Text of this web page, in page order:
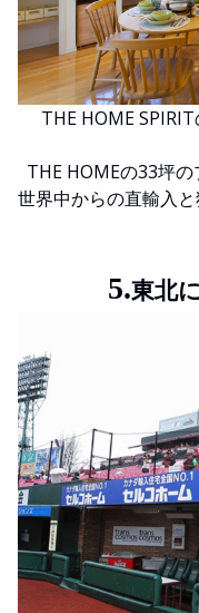
THE HOME
THE HOMEの33坪の
世界中からの直輸入
5.東北